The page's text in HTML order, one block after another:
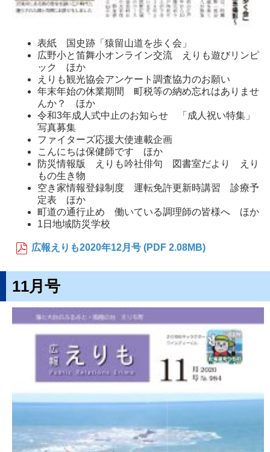
表紙 国史跡「猿留山道を歩く会」
広野小と笛舞小オンライン交流 えりも遊びリンピ
ック ほか
えりも観光協会アンケート調査協力のお願い
年末年始の休業期間 町税等の納め忘れはありませ
んか？ ほか
令和3年成人式中止のお知らせ 「成人祝い特集」
写真募集
ファイターズ応援大使連載企画
こんにちは保健師です ほか
防災情報版 えりも吟社俳句 図書室だより えり
もの生き物
空き家情報登録制度 運転免許更新時講習 診療予
定表 ほか
町道の通行止め 働いている調理師の皆様へ ほか
1日地域防災学校
広報えりも2020年12月号 (PDF 2.08MB)
11月号